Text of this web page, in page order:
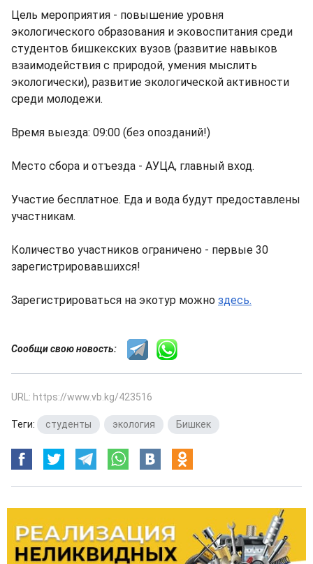
Цель мероприятия - повышение уровня
экологического образования и эковоспитания среди
студентов бишкекских вузов (развитие навыков
взаимодействия с природой, умения мыслить
экологически), развитие экологической активности
среди молодежи.
Время выезда: 09:00 (без опозданий!)
Место сбора и отъезда - АУЦА, главный вход.
Участие бесплатное. Еда и вода будут предоставлены
участникам.
Количество участников ограничено - первые 30
зарегистрировавшихся!
Зарегистрироваться на экотур можно здесь.
Сообщи свою новость:
URL: https://www.vb.kg/423516
Теги: студенты экология Бишкек